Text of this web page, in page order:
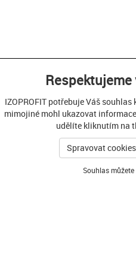
IZOPROFIT potřebuje Váš
mimojiné mohl ukazovat
udělíte kliknutím na
Spravovat cookies
Souhlas